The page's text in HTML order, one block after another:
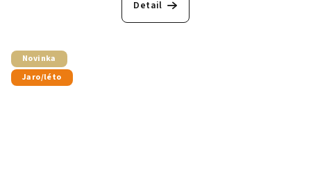
Detail
Novinka
Jaro/léto